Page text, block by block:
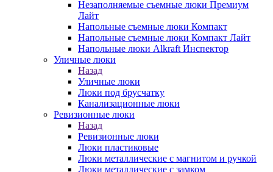
Незаполняемые съемные люки Премиум
Лайт
Напольные съемные люки Компакт
Напольные съемные люки Компакт Лайт
Напольные люки Alkraft Инспектор
Уличные люки
Назад
Уличные люки
Люки под брусчатку
Канализационные люки
Ревизионные люки
Назад
Ревизионные люки
Люки пластиковые
Люки металлические с магнитом и ручкой
Люки металлические с замком